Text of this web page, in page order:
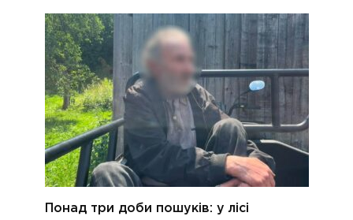
Понад три доби пошуків: у лісі